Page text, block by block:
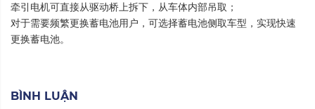
牵引电机可直接从驱动桥上拆下，从车体内部吊取；
对于需要频繁更换蓄电池用户，可选择蓄电池侧取车型，实现快速
更换蓄电池。
BÌNH LUẬN